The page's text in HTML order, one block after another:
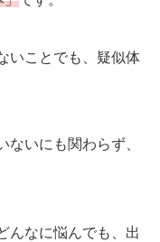
いことでも、疑似体
ないにも関わらず、
んなに悩んでも、出